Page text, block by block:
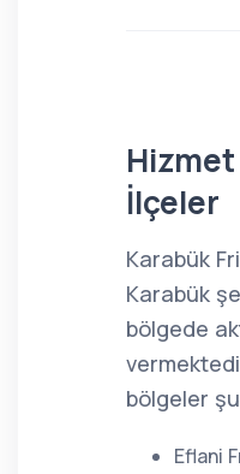
İlçeler
Karabük
Karabük
bölgede
bölgeler
Eflani